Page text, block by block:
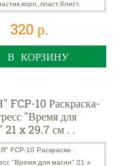
320 р.
В КОРЗИНУ
FCP-10 Раскраска-
"Время для
21 x 29.7 см . .